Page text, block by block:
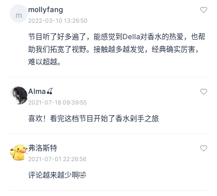
m
mollyfang
2022-03-10 13:26:50
节目听了好多遍了，能感觉到Della对香水的热爱，也帮
助我们拓宽了视野。接触越多越发觉，经典确实厉害，
难以超越。
Alma🍒
2021-07-18 09:39:55
喜欢！看完这档节目开始了香水剁手之旅
弗洛斯特
2021-07-01 22:26:56
评论越来越少啊🤣